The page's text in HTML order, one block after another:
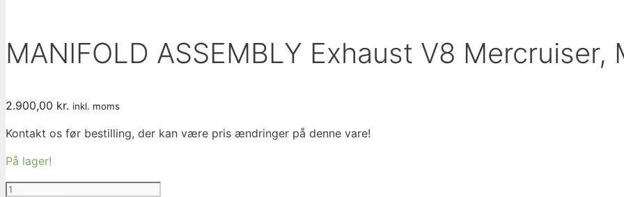
MANIFOLD ASSEMBLY Exhaust V8 Mercruiser,
2.900,00 kr. inkl. moms
Kontakt os før bestilling, der kan være pris ændringer på denne vare!
På lager!
MANIFOLD